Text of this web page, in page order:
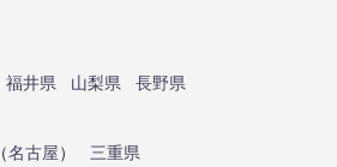
福井県 山梨県
長野県
（名古屋）
三重県